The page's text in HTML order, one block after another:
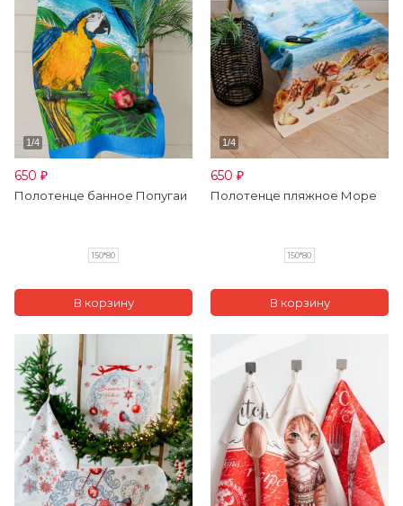
650 ₽
Полотенце банное Попугаи
150*80
650 ₽
Полотенце пляжное Море
150*80